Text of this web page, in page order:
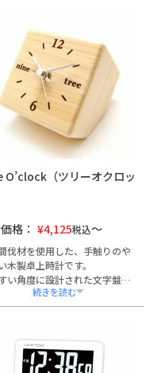
、名入れ加工にも対応してお
企業様のノベルティや記念品、
備品としての導入にも適してい
O’clock（ツリーオクロッ
格： ¥4,125税込
伐材を使用した、手触りのや
木製卓上時計です。
い角度に設計された文字盤
シンプルなデザインが特徴。
や贈答品として喜ばれるアイ
しています。
記念／周年記念／退職祝い／展
ノベルティなどに最適です。